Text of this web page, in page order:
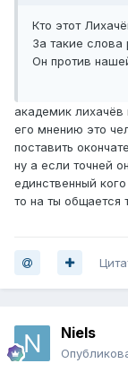
Кто этот
За такие слова
Он против
академик лихачёв
его мнению это
поставить
ну а если точней
единственный
то на ты
Niels